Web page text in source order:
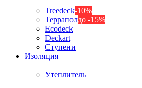
Treedeck-10%
Терраполдо -15%
Ecodeck
Deckart
Ступени
Изоляция
Утеплитель